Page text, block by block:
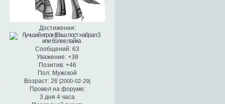
Достижения:
Сообщений: 63
Уважение: +38
Позитив: +46
Пол: Мужской
Возраст: 26 [2000-02-29]
Провел на форуме:
3 дня 4 часа